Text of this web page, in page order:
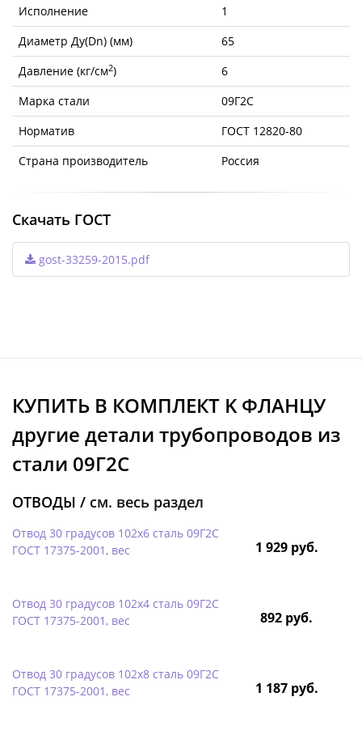
Исполнение
1
Диаметр Ду(Dn) (мм)
65
Давление (кг/см2)
6
Марка стали
09Г2С
Норматив
ГОСТ 12820-80
Страна производитель
Россия
Скачать ГОСТ
gost-33259-2015.pdf
КУПИТЬ В КОМПЛЕКТ K ФЛАНЦУ
другие детали трубопроводов из
стали 09Г2С
ОТВОДЫ / см. весь раздел
Отвод 30 градусов 102х6 сталь 09Г2С
ГОСТ 17375-2001, вес
1 929 руб.
Отвод 30 градусов 102х4 сталь 09Г2С
ГОСТ 17375-2001, вес
892 руб.
Отвод 30 градусов 102х8 сталь 09Г2С
ГОСТ 17375-2001, вес
1 187 руб.